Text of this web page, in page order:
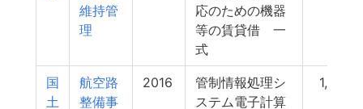
維持管
理
応のための機器
等の賃貸借 一
式
国
土
航空路
整備事
2016
管制情報処理シ
ステム電子計算
1,088